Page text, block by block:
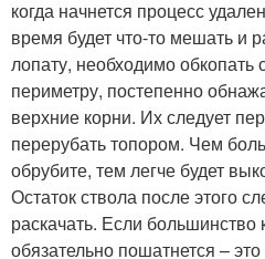
когда начнется процесс
время будет что-то мешать и
лопату, необходимо
периметру, постепенно
верхние корни. Их следует
перерубать топором. Чем
обрубите, тем легче будет
Остаток ствола после этого
раскачать. Если большинство
обязательно пошатнется –